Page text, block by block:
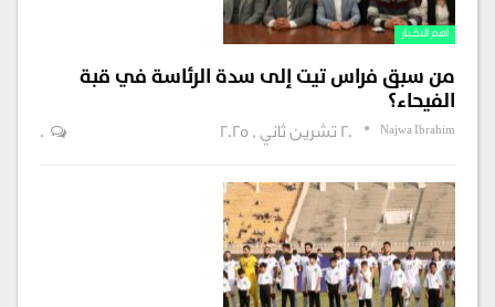
اهم الاخبار
من سبق فراس تيت إلى سدة الرئاسة في قبة
الفيحاء؟
Najwa Ibrahim 20 تشرين ثاني , 2025 0